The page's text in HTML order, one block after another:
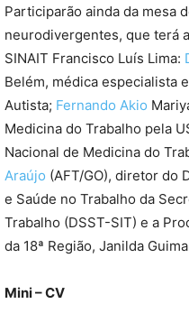
Participarão ainda da mesa
neurodivergentes, que terá
SINAIT Francisco Luís Lima:
Belém, médica especialista
Autista; Fernando Akio
Medicina do Trabalho pela
Nacional de Medicina do
Araújo (AFT/GO), diretor do
e Saúde no Trabalho da
Trabalho (DSST-SIT) e a
da 18ª Região, Janilda
Mini – CV